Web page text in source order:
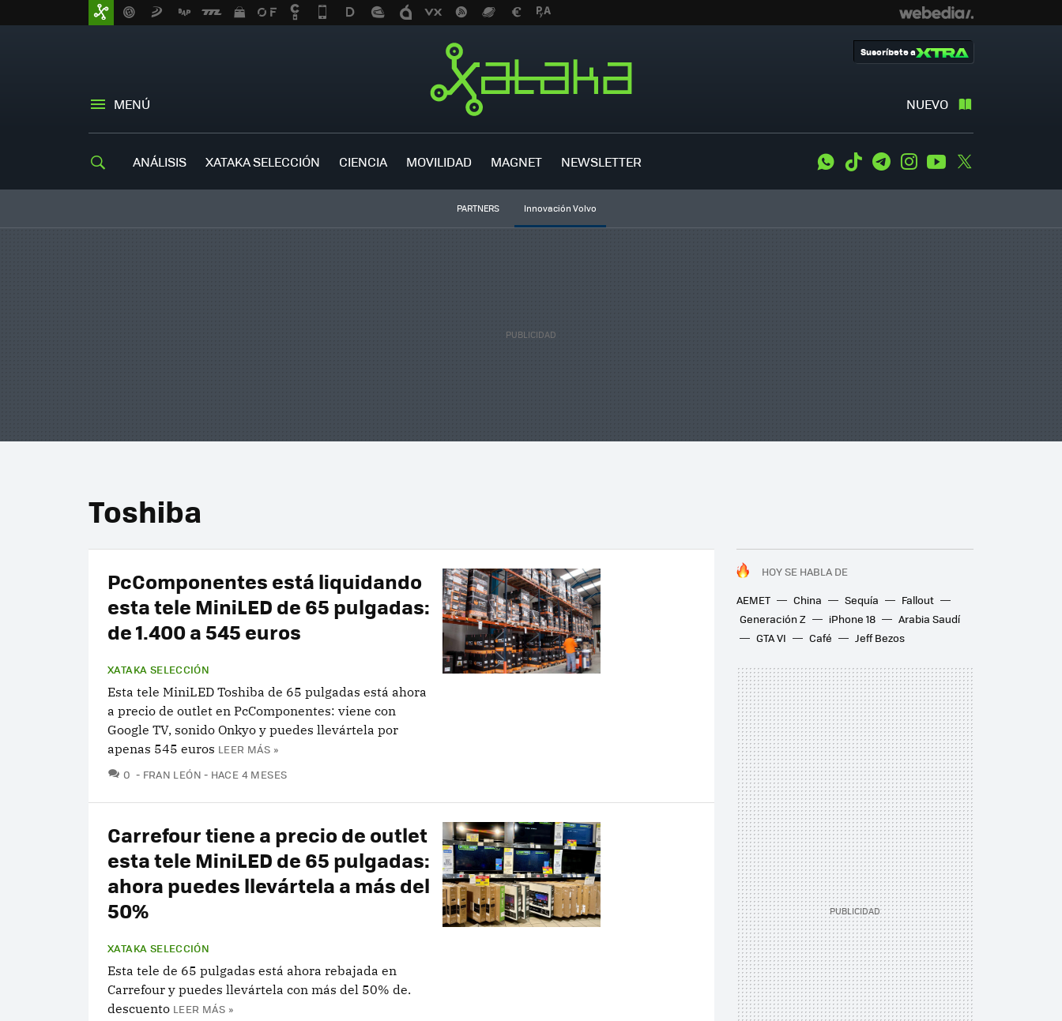
MENÚ NUEVO
Suscríbete a
ANÁLISIS XATAKA SELECCIÓN CIENCIA MOVILIDAD MAGNET NEWSLETTER WhatsApp
Tiktok TelegramInstagramYoutube
PARTNERS Innovación Volvo
Toshiba
HOY SE HABLA DE
AEMET
China Sequía
Fallout
Generación Z
iPhone 18
Arabia Saudí
GTA VI
Café Jeff Bezos
PcComponentes está liquidando
esta tele MiniLED de 65 pulgadas:
de 1.400 a 545 euros
XATAKA SELECCIÓN
Esta tele MiniLED Toshiba de 65 pulgadas está ahora
a precio de outlet en PcComponentes: viene con
Google TV, sonido Onkyo y puedes llevártela por
apenas 545 euros LEER MÁS »
0 COMENTARIOS
FRAN LEÓN HACE 4 MESES
Carrefour tiene a precio de outlet
esta tele MiniLED de 65 pulgadas:
ahora puedes llevártela a más del
50%
XATAKA SELECCIÓN
Esta tele de 65 pulgadas está ahora rebajada en
Carrefour y puedes llevártela con más del 50% de.
descuento LEER MÁS »